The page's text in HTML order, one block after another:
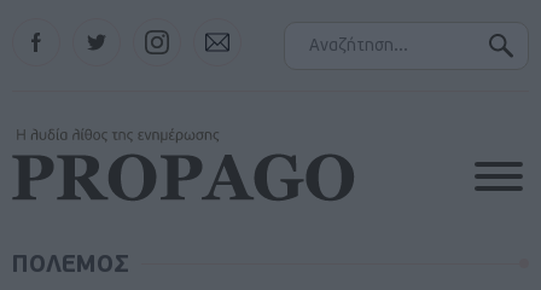
Instagram
ΠΟΛΕΜΟΣ